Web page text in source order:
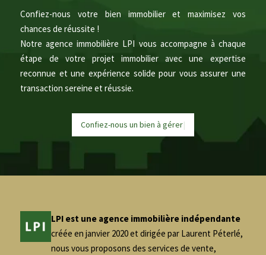
Confiez-nous votre bien immobilier et maximisez vos
chances de réussite !
Notre agence immobilière LPI vous accompagne à chaque
étape de votre projet immobilier avec une expertise
reconnue et une expérience solide pour vous assurer une
transaction sereine et réussie.
Confiez-nous un bien à gérer|
LPI est une agence immobilière indépendante
créée en janvier 2020 et dirigée par Laurent Péterlé,
nous vous proposons des services de vente,